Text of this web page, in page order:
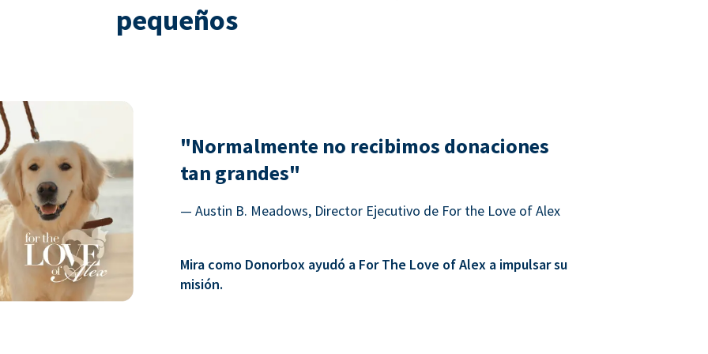
pequeños
"Normalmente no recibimos donaciones
tan grandes"
— Austin B. Meadows, Director Ejecutivo de For the Love of Alex
Mira como Donorbox ayudó a For The Love of Alex a impulsar su
misión.